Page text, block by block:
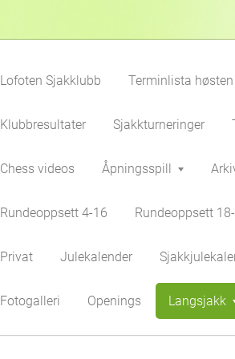
Lofoten Sjakklubb Terminlista
Klubbresultater Sjakkturneringer
Chess videos Åpningsspill
Rundeoppsett 4-16 Rundeoppsett
Privat Julekalender
Fotogalleri Openings Langsjakk